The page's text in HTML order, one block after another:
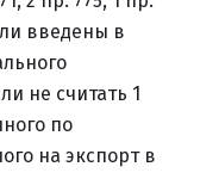
введены в
не считать 1
по
на экспорт в